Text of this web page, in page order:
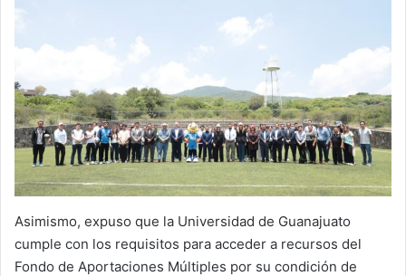
Asimismo, expuso que la Universidad de Guanajuato
cumple con los requisitos para acceder a recursos del
Fondo de Aportaciones Múltiples por su condición de